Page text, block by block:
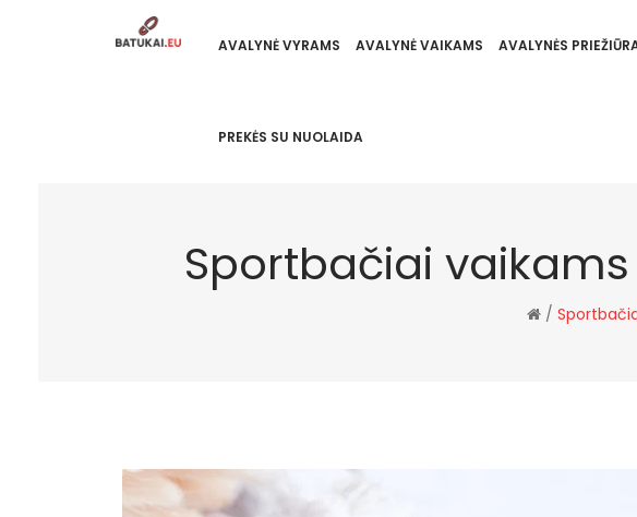
AVALYNĖ VYRAMS AVALYNĖ VAIKAMS AVALYNĖS
PREKĖS SU NUOLAIDA
Sportbačiai vaikams
/